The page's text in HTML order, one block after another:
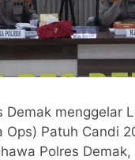
Demak menggelar
Ops) Patuh Candi
Polres